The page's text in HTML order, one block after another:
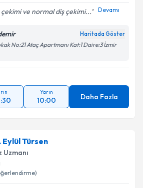
ve normal diş çekimi... Devamı
Haritada Göster
No:21 Ataç Apartmanı Kat:1 Daire:3 İzmir
Yarın
10:00 Daha Fazla
Eylül Türsen
Uzmanı